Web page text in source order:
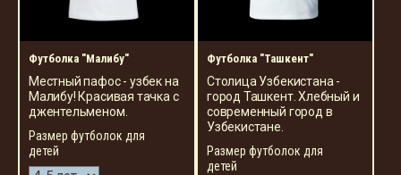
Футболка "Малибу"
Местный пафос - узбек на
Малибу! Красивая тачка с
джентельменом.
Размер футболок для
детей
Футболка "Ташкент"
Столица Узбекистана -
город Ташкент. Хлебный и
современный город в
Узбекистане.
Размер футболок для
детей